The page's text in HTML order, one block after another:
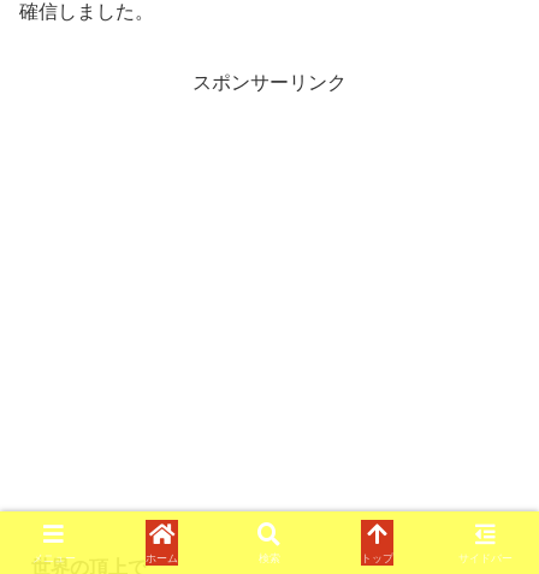
確信しました。
スポンサーリンク
世界の頂上で
メニュー ホーム 検索 トップ サイドバー